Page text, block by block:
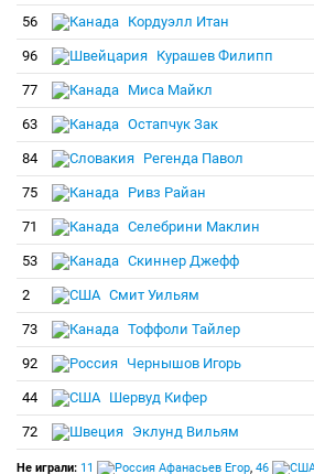
56 Кордуэлл Итан
96 Курашев Филипп
77 Миса Майкл
63 Остапчук Зак
84 Регенда Павол
75 Ривз Райан
71 Селебрини Маклин
53 Скиннер Джефф
2 Смит Уильям
73 Тоффоли Тайлер
92 Чернышов Игорь
44 Шервуд Кифер
72 Эклунд Вильям
Не играли: 11 Афанасьев Егор, 46